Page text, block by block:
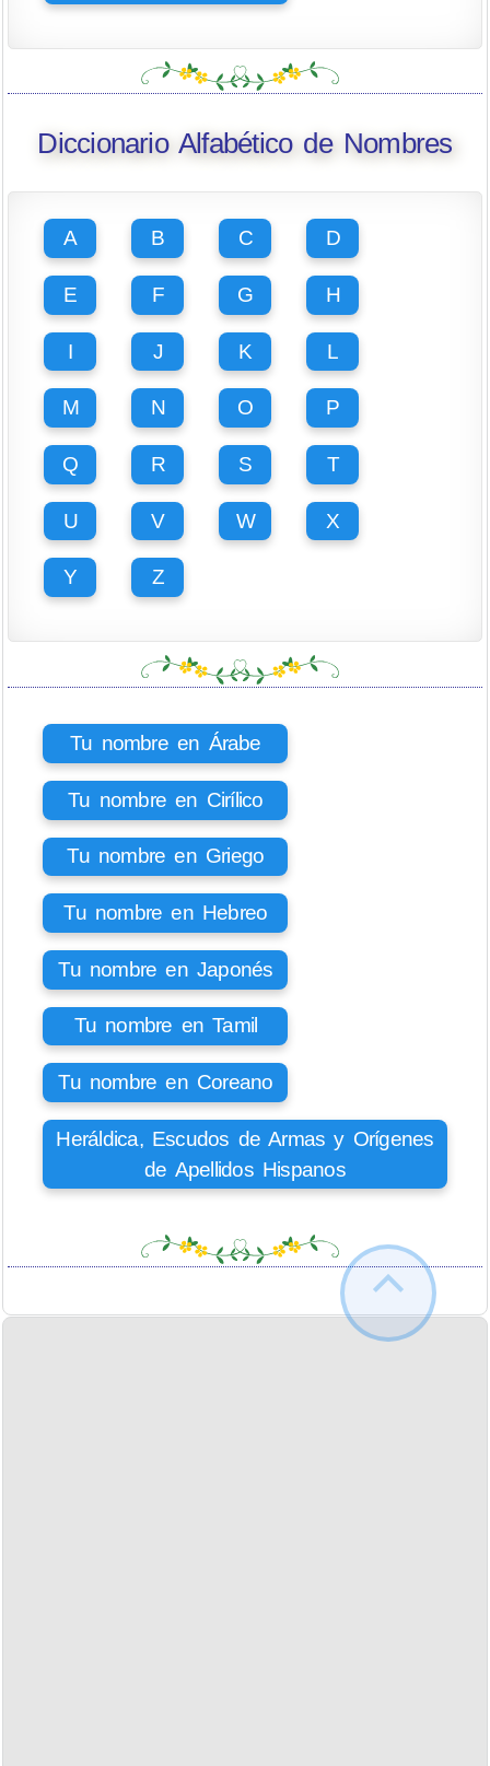
Diccionario Alfabético de Nombres
A B C D
E F G H
I J K L
M N O P
Q R S T
U V W X
Y Z
Tu nombre en Árabe
Tu nombre en Cirílico
Tu nombre en Griego
Tu nombre en Hebreo
Tu nombre en Japonés
Tu nombre en Tamil
Tu nombre en Coreano
Heráldica, Escudos de Armas y Orígenes
de Apellidos Hispanos